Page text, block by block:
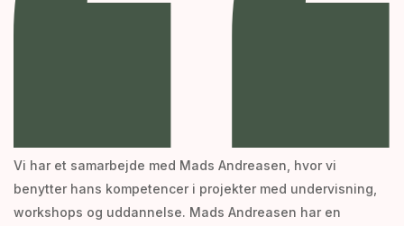
Vi har et samarbejde med Mads Andreasen, hvor vi
benytter hans kompetencer i projekter med undervisning,
workshops og uddannelse. Mads Andreasen har en